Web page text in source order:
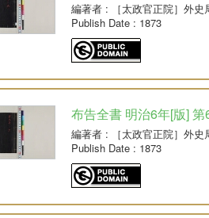
編著者 : ［太政官正院］外史
Publish Date : 1873
布告全書 明治6年[版] 第
編著者 : ［太政官正院］外史
Publish Date : 1873